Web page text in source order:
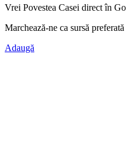
Vrei Povestea Casei direct în
Marchează-ne ca sursă preferată
Adaugă